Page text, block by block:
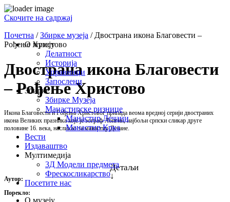
Скочите на садржај
О музеју
Делатност
Историја
Управници
Запослени
Збирке
Збирке Музеја
Манастирске ризнице
Манастир Дечани
Манастир Крка
Вести
Издаваштво
Мултимедија
3Д Модели предмета
Фрескосликарство
Посетите нас
О музеју
Почетна /Збирке музеја / Двострана икона Благовести –
Рођење Христово
Двострана икона Благовести
– Рођење Христово
Икона Благовести и Рођења Христовог припада веома вредној серији двостраних
икона Великих празника које је зограф Лонгин, најбољи српски сликар друге
половине 16. века, насликао за манастир Дечане.
Детаљи
↓
Аутор:
Порекло: